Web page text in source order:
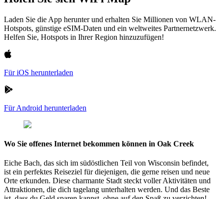
Laden Sie die App herunter und erhalten Sie Millionen von WLAN-
Hotspots, günstige eSIM-Daten und ein weltweites Partnernetzwerk.
Helfen Sie, Hotspots in Ihrer Region hinzuzufügen!
Für iOS herunterladen
Für Android herunterladen
Wo Sie offenes Internet bekommen können in Oak Creek
Eiche Bach, das sich im südöstlichen Teil von Wisconsin befindet,
ist ein perfektes Reiseziel für diejenigen, die gerne reisen und neue
Orte erkunden. Diese charmante Stadt steckt voller Aktivitäten und
Attraktionen, die dich tagelang unterhalten werden. Und das Beste